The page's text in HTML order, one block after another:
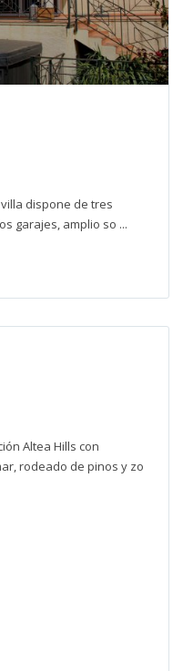
dispone de tres
garajes, amplio so
Altea Hills con
rodeado de pinos y zo